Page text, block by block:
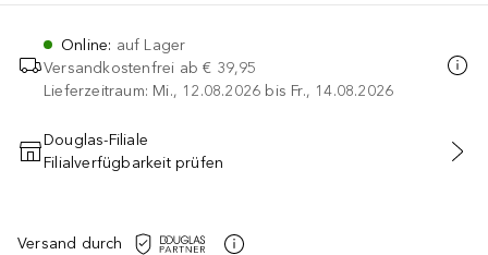
Online: auf Lager
Versandkostenfrei ab € 39,95
Lieferzeitraum: Mi., 12.08.2026 bis Fr., 14.08.2026
IN DEN WARENKORB
Douglas-Filiale
Filialverfügbarkeit prüfen
Versand durch